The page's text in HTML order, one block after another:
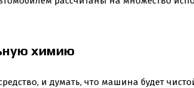
химию
и думать, что машина будет